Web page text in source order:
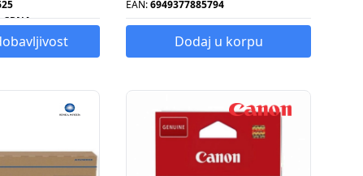
CRNA
300 STR
EAN:6949377885794
Dodaj u korpu